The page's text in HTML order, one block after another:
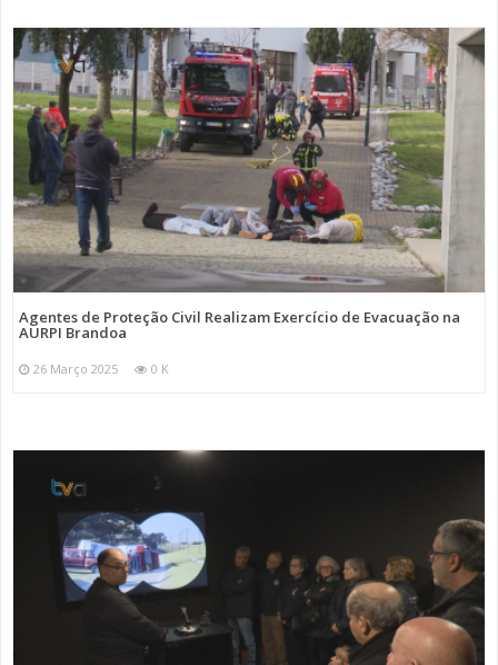
Agentes de Proteção Civil Realizam Exercício de Evacuação na
AURPI Brandoa
26 Março 2025 0 K